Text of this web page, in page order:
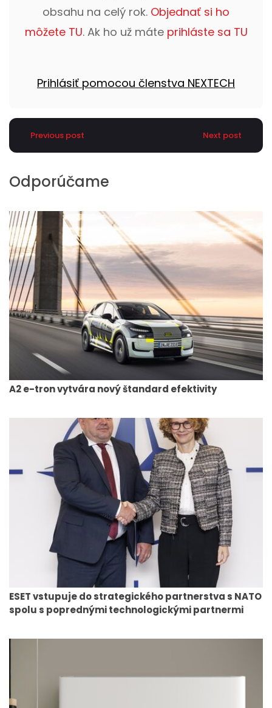
obsahu na celý rok. Objednať si ho
môžete TU. Ak ho už máte prihláste sa TU
Prihlásiť pomocou členstva NEXTECH
Previous post Next post
Odporúčame
A2 e-tron vytvára nový štandard efektivity
ESET vstupuje do strategického partnerstva s NATO
spolu s poprednými technologickými partnermi